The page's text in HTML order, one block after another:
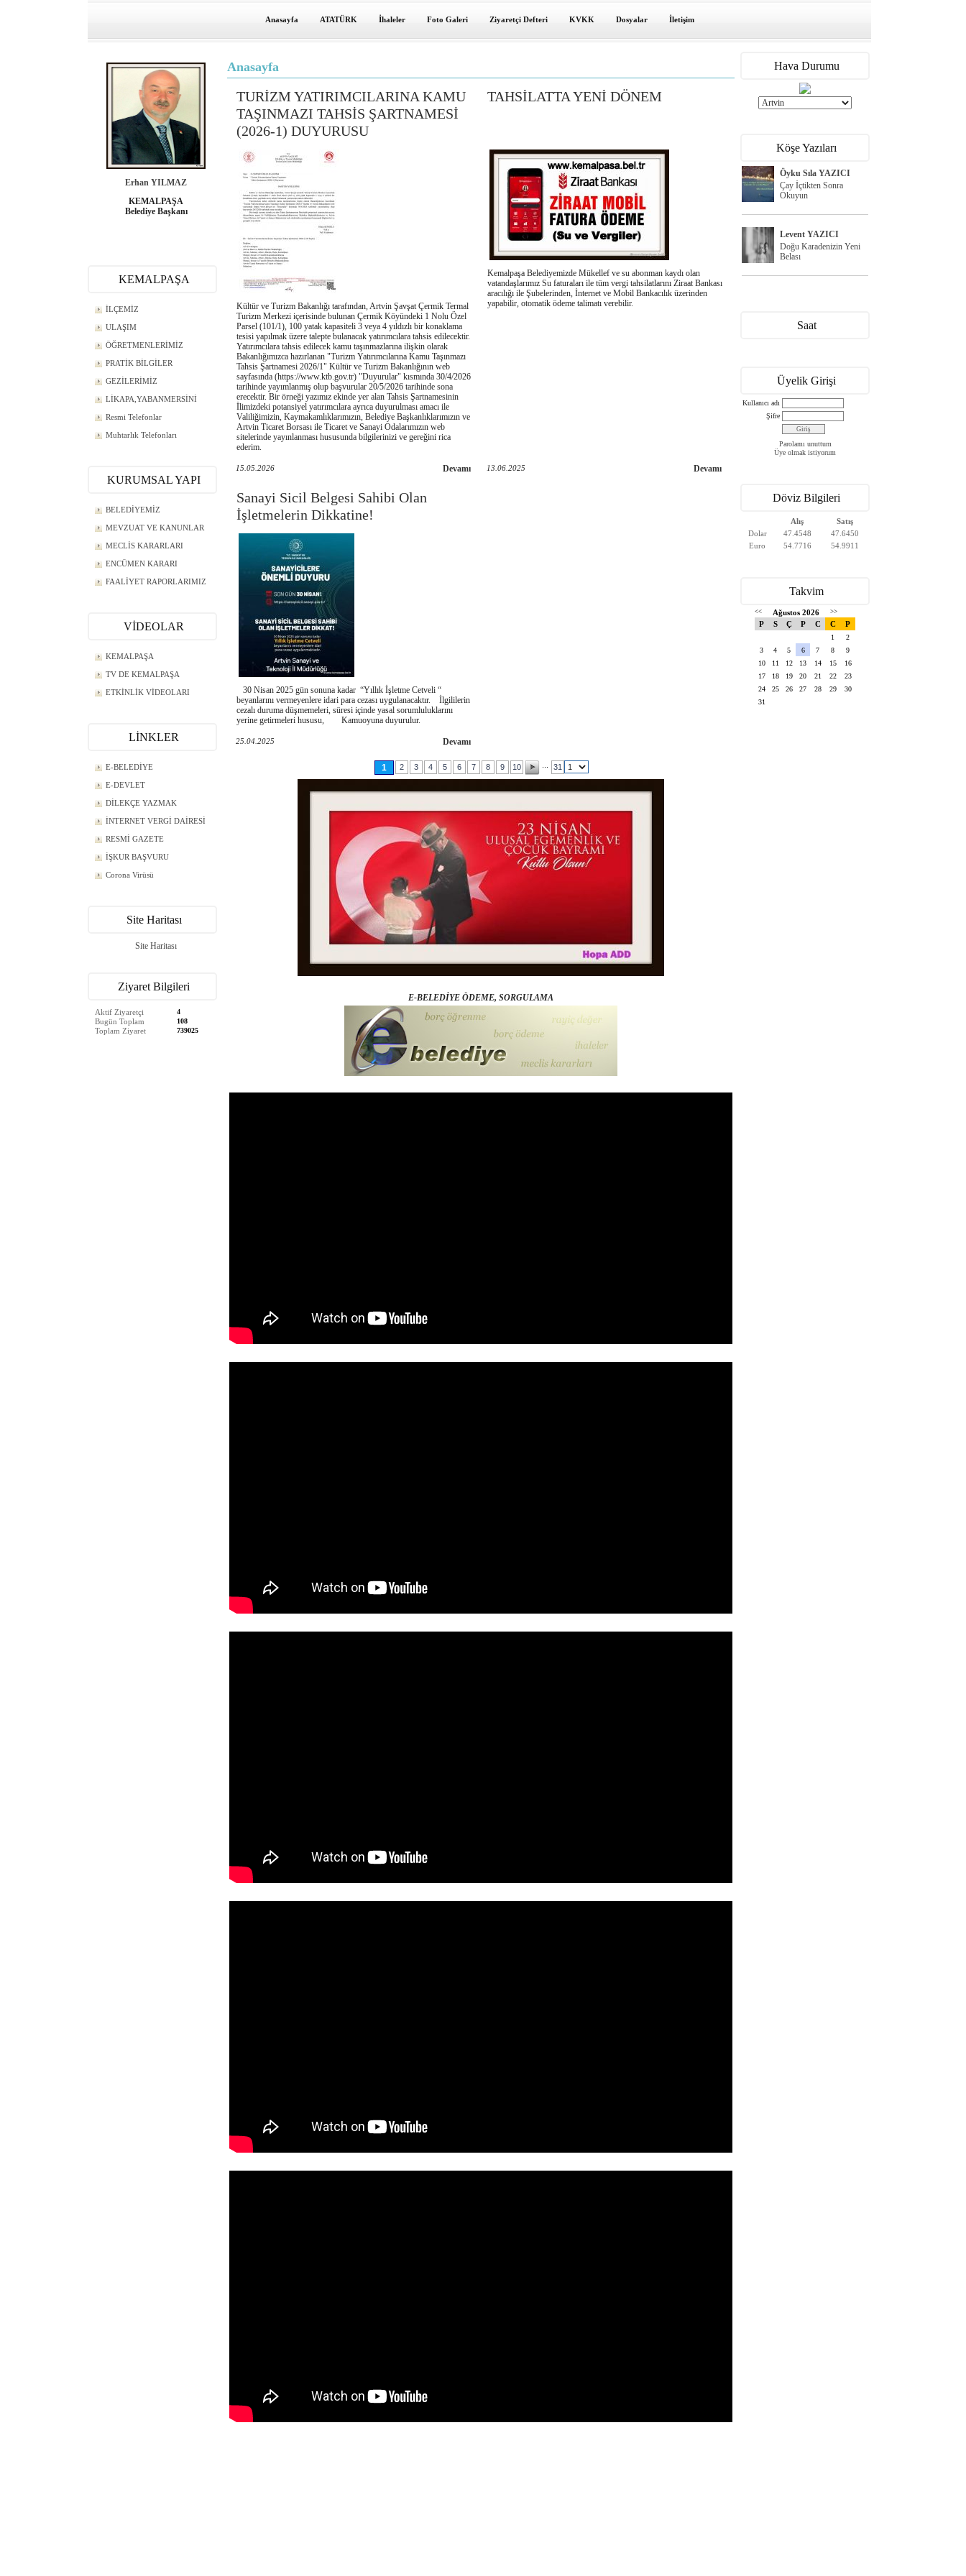
Anasayfa ATATÜRK İhaleler Foto Galeri Ziyaretçi Defteri KVKK Dosyalar İletişim
Erhan YILMAZ
KEMALPAŞA
Belediye Başkanı
KEMALPAŞA
İLÇEMİZ
ULAŞIM
ÖĞRETMENLERİMİZ
PRATİK BİLGİLER
GEZİLERİMİZ
LİKAPA,YABANMERSİNİ
Resmi Telefonlar
Muhtarlık Telefonları
KURUMSAL YAPI
BELEDİYEMİZ
MEVZUAT VE KANUNLAR
MECLİS KARARLARI
ENCÜMEN KARARI
FAALİYET RAPORLARIMIZ
VİDEOLAR
KEMALPAŞA
TV DE KEMALPAŞA
ETKİNLİK VİDEOLARI
LİNKLER
E-BELEDİYE
E-DEVLET
DİLEKÇE YAZMAK
İNTERNET VERGİ DAİRESİ
RESMİ GAZETE
İŞKUR BAŞVURU
Corona Virüsü
Site Haritası
Site Haritası
Ziyaret Bilgileri
Aktif Ziyaretçi 4
Bugün Toplam 108
Toplam Ziyaret 739025
Anasayfa
TURİZM YATIRIMCILARINA KAMU
TAŞINMAZI TAHSİS ŞARTNAMESİ
(2026-1) DUYURUSU
TAHSİLATTA YENİ DÖNEM
Kültür ve Turizm Bakanlığı tarafından, Artvin Şavşat Çermik Termal
Turizm Merkezi içerisinde bulunan Çermik Köyündeki 1 Nolu Özel
Parsel (101/1), 100 yatak kapasiteli 3 veya 4 yıldızlı bir konaklama
tesisi yapılmak üzere talepte bulanacak yatırımcılara tahsis edilecektir.
Yatırımcılara tahsis edilecek kamu taşınmazlarına ilişkin olarak
Bakanlığımızca hazırlanan "Turizm Yatırımcılarına Kamu Taşınmazı
Tahsis Şartnamesi 2026/1" Kültür ve Turizm Bakanlığının web
sayfasında (https://www.ktb.gov.tr) "Duyurular" kısmında 30/4/2026
tarihinde yayımlanmış olup başvurular 20/5/2026 tarihinde sona
erecektir. Bir örneği yazımız ekinde yer alan Tahsis Şartnamesinin
İlimizdeki potansiyel yatırımcılara ayrıca duyurulması amacı ile
Valiliğimizin, Kaymakamlıklarımızın, Belediye Başkanlıklarımızın ve
Artvin Ticaret Borsası ile Ticaret ve Sanayi Odalarımızın web
sitelerinde yayınlanması hususunda bilgilerinizi ve gereğini rica
ederim.
Kemalpaşa Belediyemizde Mükellef ve su abonman kaydı olan
vatandaşlarımız Su faturaları ile tüm vergi tahsilatlarını Ziraat Bankası
aracılığı ile Şubelerinden, İnternet ve Mobil Bankacılık üzerinden
yapabilir, otomatik ödeme talimatı verebilir.
15.05.2026 Devamı 13.06.2025 Devamı
Sanayi Sicil Belgesi Sahibi Olan
İşletmelerin Dikkatine!
30 Nisan 2025 gün sonuna kadar “Yıllık İşletme Cetveli “
beyanlarını vermeyenlere idari para cezası uygulanacaktır. İlgililerin
cezalı duruma düşmemeleri, süresi içinde yasal sorumluluklarını
yerine getirmeleri hususu, Kamuoyuna duyurulur.
25.04.2025 Devamı
1 2 3 4 5 6 7 8 9 10 31
E-BELEDİYE ÖDEME, SORGULAMA
Hava Durumu
Köşe Yazıları
Öyku Sıla YAZICI
Çay İçtikten Sonra
Okuyun
Levent YAZICI
Doğu Karadenizin Yeni
Belası
Saat
Üyelik Girişi
Kullanıcı adı
Şifre
Parolamı unuttum
Üye olmak istiyorum
Döviz Bilgileri
Alış
Satış
Dolar
47.4548
47.6450
Euro
54.7716 54.9911
Takvim
<< Ağustos 2026 >>
P S Ç P C C P
1
2
3
4 5 6 7 8
9
10
11 12 13 14 15
16
17
18 19 20 21 22
23
24
25 26 27 28 29
30
31